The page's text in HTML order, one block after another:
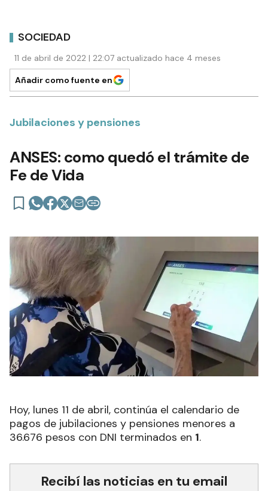
SOCIEDAD
11 de abril de 2022 | 22:07 actualizado hace 4 meses
Añadir como fuente en
Jubilaciones y pensiones
ANSES: como quedó el trámite de
Fe de Vida
Hoy, lunes 11 de abril, continúa el calendario de
pagos de jubilaciones y pensiones menores a
36.676 pesos con DNI terminados en 1.
Recibí las noticias en tu email